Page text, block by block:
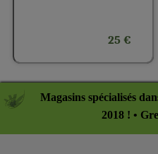
25 €
Magasins spécialisés
2018 ! •